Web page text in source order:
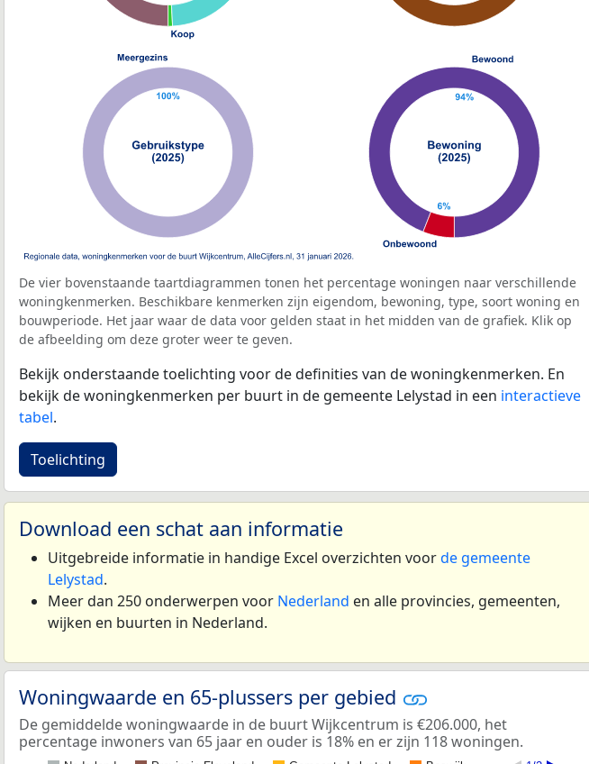
De vier bovenstaande taartdiagrammen tonen het percentage woningen naar verschillende
woningkenmerken. Beschikbare kenmerken zijn eigendom, bewoning, type, soort woning en
bouwperiode. Het jaar waar de data voor gelden staat in het midden van de grafiek. Klik op
de afbeelding om deze groter weer te geven.
Bekijk onderstaande toelichting voor de definities van de woningkenmerken. En
bekijk de woningkenmerken per buurt in de gemeente Lelystad in een interactieve
tabel.
Toelichting
Download een schat aan informatie
Uitgebreide informatie in handige Excel overzichten voorde gemeente
Lelystad.
Meer dan 250 onderwerpen voor Nederland en alle provincies, gemeenten,
wijken en buurten in Nederland.
Woningwaarde en 65-plussers per gebied
De gemiddelde woningwaarde in de buurt Wijkcentrum is €206.000, het
percentage inwoners van 65 jaar en ouder is 18% en er zijn 118 woningen.